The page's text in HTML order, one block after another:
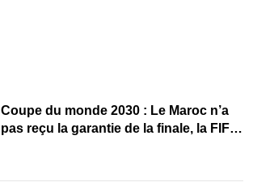
Coupe du monde 2030 : Le Maroc n’a
pas reçu la garantie de la finale, la FIFA